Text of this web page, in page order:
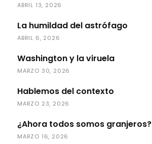
ABRIL 13, 2026
La humildad del astrófago
ABRIL 6, 2026
Washington y la viruela
MARZO 30, 2026
Hablemos del contexto
MARZO 23, 2026
¿Ahora todos somos granjeros?
MARZO 16, 2026